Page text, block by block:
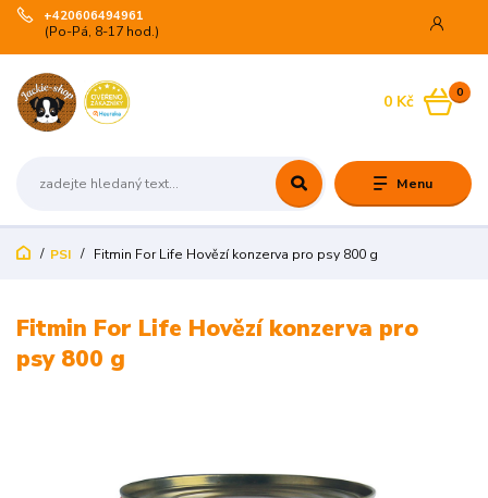
Menu
+420606494961
(Po-Pá, 8-17 hod.)
0
0 Kč
PSI Fitmin For Life Hovězí konzerva pro psy 800 g
Fitmin For Life Hovězí konzerva pro
psy 800 g